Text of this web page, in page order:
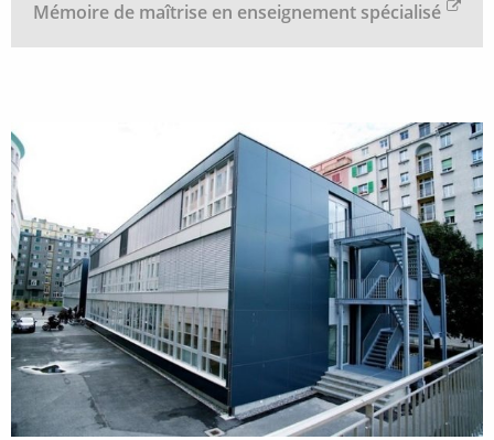
Mémoire de maîtrise en enseignement spécialisé